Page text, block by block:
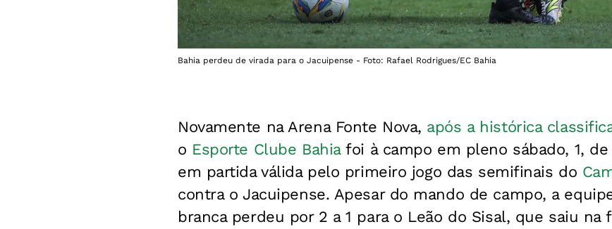
Bahia perdeu de virada para o Jacuipense - Foto: Rafael Rodrigues/EC Bahia
Novamente na Arena Fonte Nova, após a histórica
o Esporte Clube Bahiafoi à campo em pleno sábado, 1, de
em partida válida pelo primeiro jogo das semifinais do
contra o Jacuipense. Apesar do mando de campo, a
branca perdeu por 2 a 1 para o Leão do Sisal, que saiu